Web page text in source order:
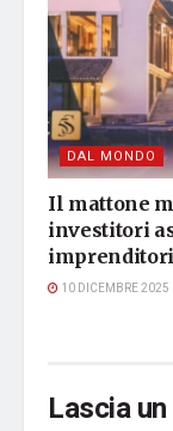
DAL MONDO
Il mattone
investitori
10 DICEMBRE 2025
Lascia